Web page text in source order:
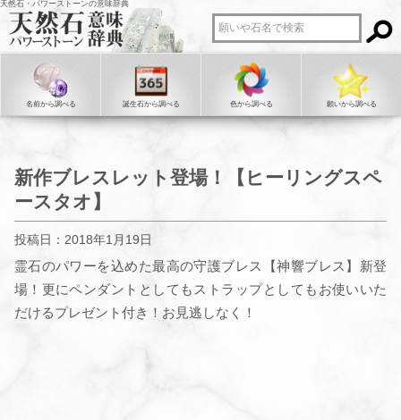
天然石・パワーストーンの意味辞典
名前から調べる 誕生石から調べる 色から調べる 願いから調べる
新作ブレスレット登場！【ヒーリングスペ
ースタオ】
投稿日：2018年1月19日
霊石のパワーを込めた最高の守護ブレス【神響ブレス】新登
場！更にペンダントとしてもストラップとしてもお使いいた
だけるプレゼント付き！お見逃しなく！